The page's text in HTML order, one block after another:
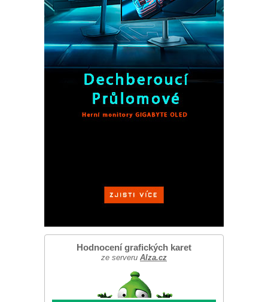
Hodnocení grafických karet
ze serveru Alza.cz